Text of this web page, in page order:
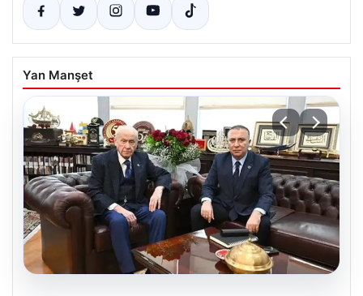
Yan Manşet